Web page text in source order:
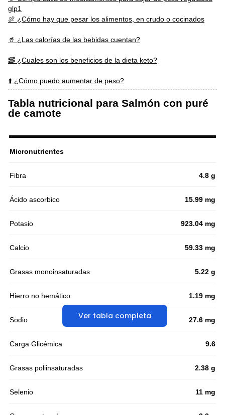
glp1
🍖 ¿Cómo hay que pesar los alimentos, en crudo o cocinados
🥤 ¿Las calorías de las bebidas cuentan?
🥓 ¿Cuales son los beneficios de la dieta keto?
⬆️ ¿Cómo puedo aumentar de peso?
Tabla nutricional para Salmón con puré
de camote
Ver tabla completa
Micronutrientes
Fibra 4.8 g
Ácido ascorbico 15.99 mg
Potasio 923.04 mg
Calcio 59.33 mg
Grasas monoinsaturadas 5.22 g
Hierro no hemático 1.19 mg
Sodio 27.6 mg
Carga Glicémica 9.6
Grasas poliinsaturadas 2.38 g
Selenio 11 mg